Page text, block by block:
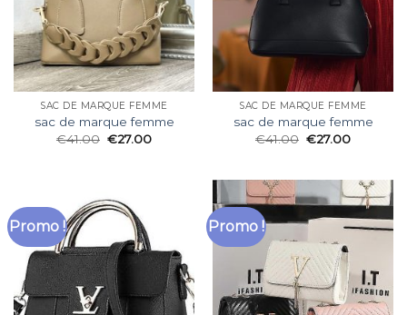
SAC DE MARQUE FEMME
sac de marque femme
€41.00 €27.00
SAC DE MARQUE FEMME
sac de marque femme
€41.00 €27.00
Promo ! Promo !